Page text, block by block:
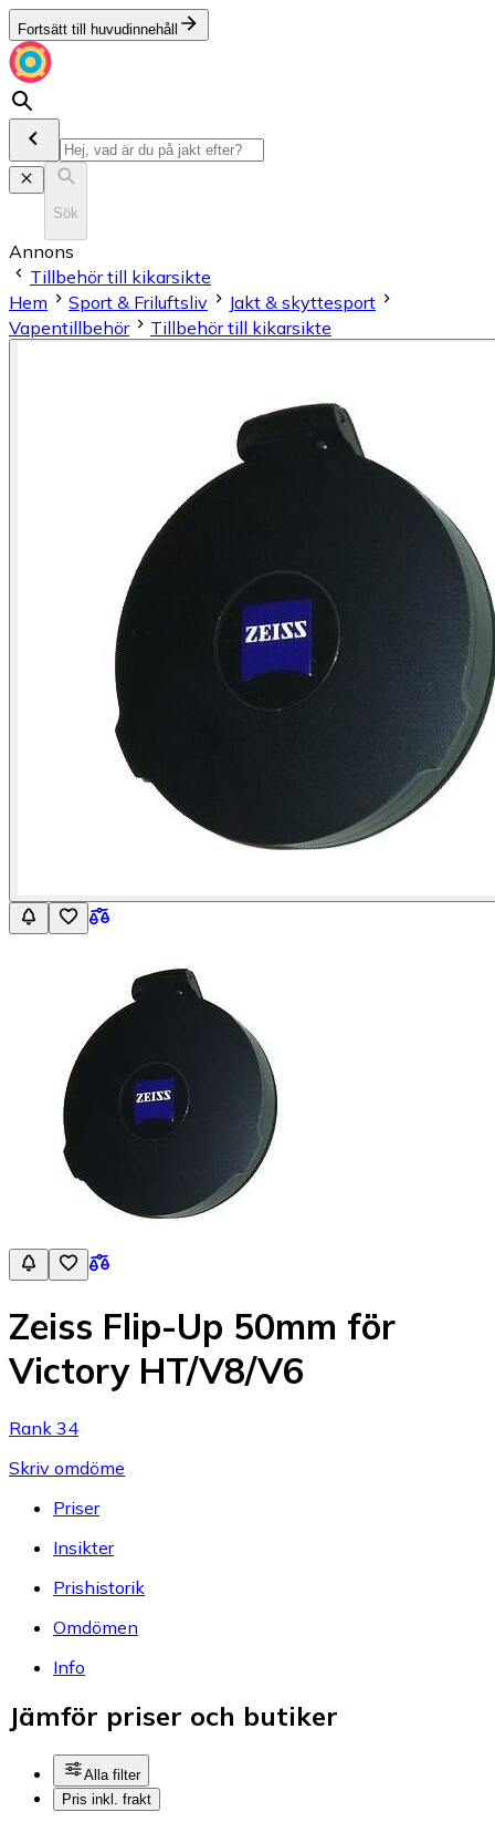
Fortsätt till huvudinnehåll
Sök
Annons
Tillbehör till kikarsikte
Hem
Sport & Friluftsliv
Jakt & skyttesport
Vapentillbehör
Tillbehör till kikarsikte
Zeiss Flip-Up 50mm för
Victory HT/V8/V6
Rank 34
Skriv omdöme
Priser
Insikter
Prishistorik
Omdömen
Info
Jämför priser och butiker
Alla filter
Pris inkl. frakt